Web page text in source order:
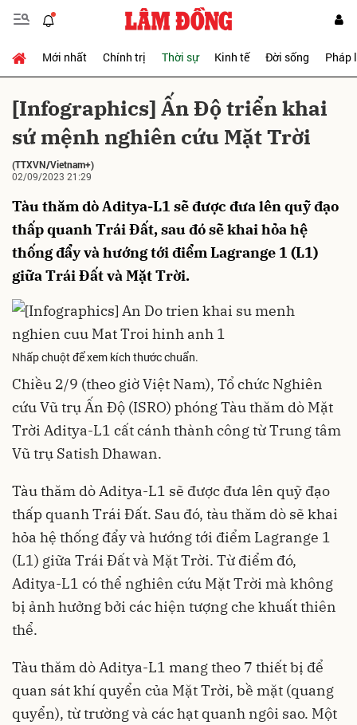
Mới nhất Chính trị Thời sự Kinh tế Đời sống Pháp
[Infographics] Ấn Độ triển khai
sứ mệnh nghiên cứu Mặt Trời
(TTXVN/Vietnam+)
02/09/2023 21:29
Tàu thăm dò Aditya-L1 sẽ được đưa lên quỹ đạo
thấp quanh Trái Đất, sau đó sẽ khai hỏa hệ
thống đẩy và hướng tới điểm Lagrange 1 (L1)
giữa Trái Đất và Mặt Trời.
Nhấp chuột để xem kích thước chuẩn.
Chiều 2/9 (theo giờ Việt Nam), Tổ chức Nghiên
cứu Vũ trụ Ấn Độ (ISRO) phóng Tàu thăm dò Mặt
Trời Aditya-L1 cất cánh thành công từ Trung tâm
Vũ trụ Satish Dhawan.
Tàu thăm dò Aditya-L1 sẽ được đưa lên quỹ đạo
thấp quanh Trái Đất. Sau đó, tàu thăm dò sẽ khai
hỏa hệ thống đẩy và hướng tới điểm Lagrange 1
(L1) giữa Trái Đất và Mặt Trời. Từ điểm đó,
Aditya-L1 có thể nghiên cứu Mặt Trời mà không
bị ảnh hưởng bởi các hiện tượng che khuất thiên
thể.
Tàu thăm dò Aditya-L1 mang theo 7 thiết bị để
quan sát khí quyển của Mặt Trời, bề mặt (quang
quyển), từ trường và các hạt quanh ngôi sao. Một
Gửi bình luận